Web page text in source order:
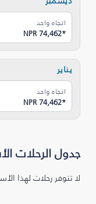
اتجاه واحد
NPR 74,462*
يناير
اتجاه واحد
NPR 74,462*
جدول الرحلات
لا تتوفر رحلات لهذا